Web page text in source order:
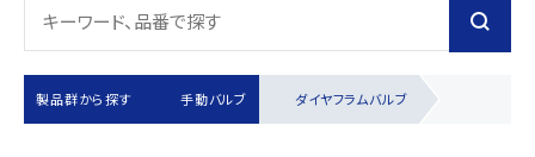
製品群から探す 手動バルブ ダイヤフラムバルブ